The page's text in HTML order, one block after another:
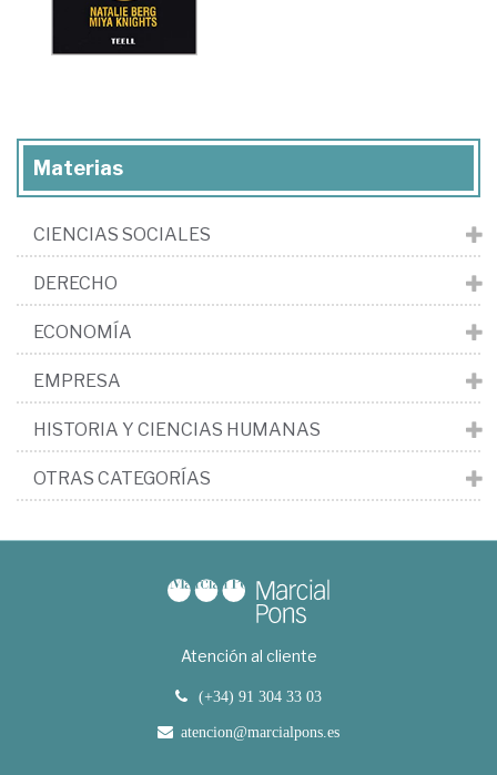
Materias
CIENCIAS SOCIALES
DERECHO
ECONOMÍA
EMPRESA
HISTORIA Y CIENCIAS HUMANAS
OTRAS CATEGORÍAS
Atención al cliente
(+34) 91 304 33 03
atencion@marcialpons.es